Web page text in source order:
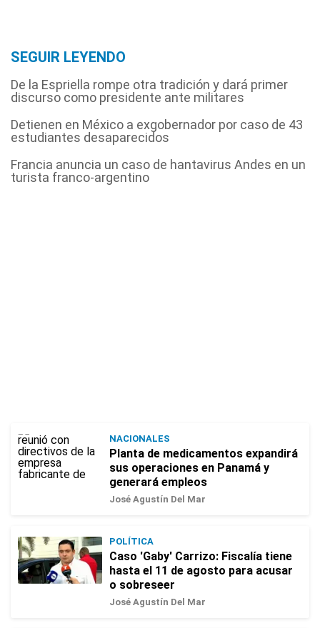
SEGUIR LEYENDO
De la Espriella rompe otra tradición y dará primer
discurso como presidente ante militares
Detienen en México a exgobernador por caso de 43
estudiantes desaparecidos
Francia anuncia un caso de hantavirus Andes en un
turista franco-argentino
NACIONALES
Planta de medicamentos expandirá
sus operaciones en Panamá y
generará empleos
José Agustín Del Mar
POLÍTICA
Caso 'Gaby' Carrizo: Fiscalía tiene
hasta el 11 de agosto para acusar
o sobreseer
José Agustín Del Mar